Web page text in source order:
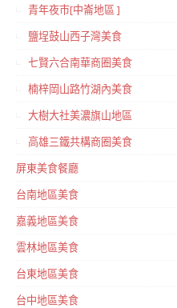
青年夜市[中崙地區 ]
鹽埕鼓山西子灣美食
七賢六合南華商圈美食
楠梓岡山路竹湖內美食
大樹大社美濃旗山地區
高雄三鐵共構商圈美食
屏東美食餐廳
台南地區美食
嘉義地區美食
雲林地區美食
台東地區美食
台中地區美食